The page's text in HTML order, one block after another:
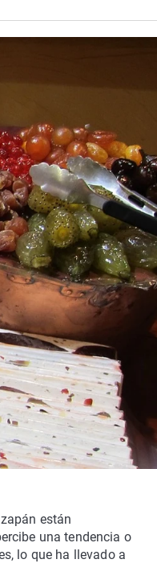
están
una tendencia o
lo que ha llevado a